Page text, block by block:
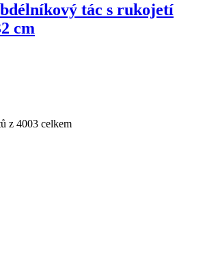
tác s rukojetí
cm
z 4003 celkem